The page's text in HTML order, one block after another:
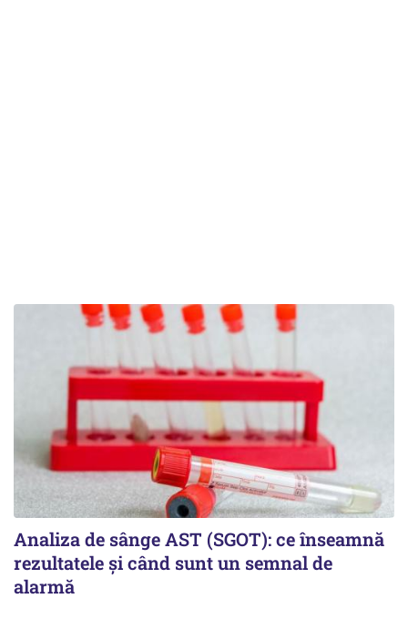
Analiza de sânge AST (SGOT): ce înseamnă
rezultatele și când sunt un semnal de
alarmă